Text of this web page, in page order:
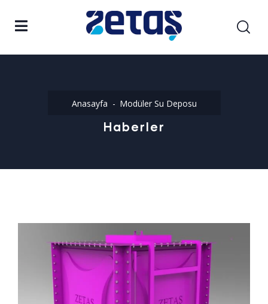
Anasayfa Modüler Su Deposu
Haberler